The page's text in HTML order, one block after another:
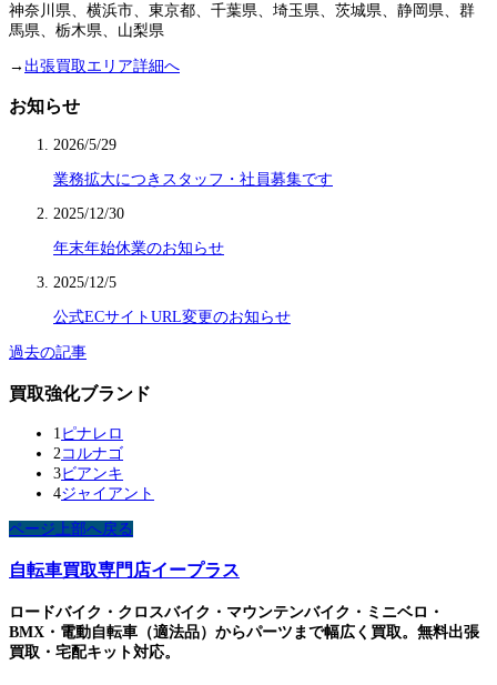
神奈川県、横浜市、東京都、千葉県、埼玉県、茨城県、静岡県、群
馬県、栃木県、山梨県
→ 出張買取エリア詳細へ
お知らせ
2026/5/29
業務拡大につきスタッフ・社員募集です
2025/12/30
年末年始休業のお知らせ
2025/12/5
公式ECサイトURL変更のお知らせ
過去の記事
買取強化ブランド
1 ピナレロ
2コルナゴ
3ビアンキ
4ジャイアント
ページ上部へ戻る
自転車買取専門店イープラス
ロードバイク・クロスバイク・マウンテンバイク・ミニベロ・
BMX・電動自転車（適法品）からパーツまで幅広く買取。無料出張
買取・宅配キット対応。